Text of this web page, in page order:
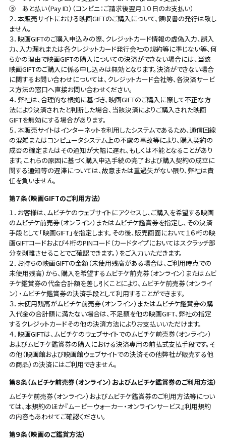
⑤ あと払い（Pay ID）（コンビニ：ご請求後翌月１０日のお支払い）
２．本販売サイトにおける映画GIFTのご購入について、領収書の発行は致し
ません。
３．映画GIFTのご購入申込みの際、クレジットカード情報の虚偽入力、誤入
力、入力漏れまたは各クレジットカード発行会社の規約等に準じない等、何
らかの理由で映画GIFTの購入についての決済ができない場合には、当該
映画GIFTのご購入に係る申し込みは無効となります。決済ができない場合
に関するお問い合わせについては、クレジットカード会社等、各決済サービ
ス方法の窓口へ直接お問い合わせください。
４．弊社は、合理的な根拠に基づき、映画GIFTのご購入に際して不正な方
法により決済されたと判断した場合、当該決済によりご購入された映画
GIFTを無効にする場合があります。
５．本販売サイトはインターネットを利用したシステムであるため、通信回線
の混雑またはコンピュータシステム上の不慮の事故等により、購入契約の
成否の確定またはその通知が大幅に遅れ、もしくは不能となることがあり
ます。これらの原因に基づく購入申込手続の完了および購入契約の成立に
関する通知等の遅滞については、故意または重過失がない限り、弊社は責
任を負いません。
第７条（映画GIFTのご利用方法）
１．お客様は、ムビチケのウェブサイトにアクセスし、ご購入を希望する映画
のムビチケ前売券（オンライン）またはムビチケ鑑賞券を指定し、その決済
手段として「映画GIFT」を指定します。その後、販売画面において１６桁の映
画GIFTコードおよび４桁のPINコード（カードタイプにおいてはスクラッチ部
分を剥離させることでご確認できます。）をご入力いただきます。
２．お持ちの映画GIFTの金額（未使用残高がある場合は、ご利用時点での
未使用残高）から、購入を希望するムビチケ前売券（オンライン）またはムビ
チケ鑑賞券の代金合計額を差し引くことにより、ムビチケ前売券（オンライ
ン）・ムビチケ鑑賞券の決済手段として利用することができます。
３．未使用残高がムビチケ前売券（オンライン）またはムビチケ鑑賞券の購
入代金の合計額に満たない場合は、不足額を他の映画GIFT、弊社の指定
するクレジットカードその他の決済方法によりお支払いいただけます。
４．映画GIFTは、ムビチケのウェブサイトでのムビチケ前売券（オンライン）
およびムビチケ鑑賞券の購入における決済専用の前払式支払手段です。そ
の他（映画館および映画館ウェブサイトでの決済その他弊社が販売する他
の商品）の決済にはご利用できません。
第８条（ムビチケ前売券（オンライン）およびムビチケ鑑賞券のご利用方法）
ムビチケ前売券（オンライン）およびムビチケ鑑賞券のご利用方法等につい
ては、本規約のほか『ムービーウォーカー・オンラインサービス』利用規約
の内容もあわせてご確認ください。
第９条（映画のご鑑賞方法）